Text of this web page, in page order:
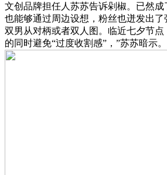
文创品牌担任人苏苏告诉剁椒。已然成
也能够通过周边设想，粉丝也迸发出
双男从对柄或者双人图。临近七夕节
的同时避免“过度收割感”，”苏苏暗示